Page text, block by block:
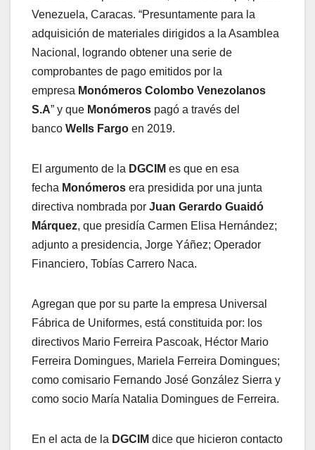
Venezuela, Caracas. “Presuntamente para la
adquisición de materiales dirigidos a la Asamblea
Nacional, logrando obtener una serie de
comprobantes de pago emitidos por la
empresa Monómeros Colombo Venezolanos
S.A” y que Monómeros pagó a través del
banco Wells Fargo en 2019.
El argumento de la DGCIM es que en esa
fecha Monómeros era presidida por una junta
directiva nombrada por Juan Gerardo Guaidó
Márquez, que presidía Carmen Elisa Hernández;
adjunto a presidencia, Jorge Yáñez; Operador
Financiero, Tobías Carrero Naca.
Agregan que por su parte la empresa Universal
Fábrica de Uniformes, está constituida por: los
directivos Mario Ferreira Pascoak, Héctor Mario
Ferreira Domingues, Mariela Ferreira Domingues;
como comisario Fernando José González Sierra y
como socio María Natalia Domingues de Ferreira.
En el acta de la DGCIM dice que hicieron contacto